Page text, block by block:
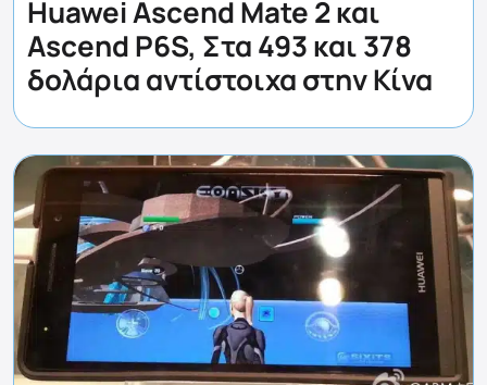
Huawei Ascend Mate 2 και
Ascend P6S, Στα 493 και 378
δολάρια αντίστοιχα στην Κίνα